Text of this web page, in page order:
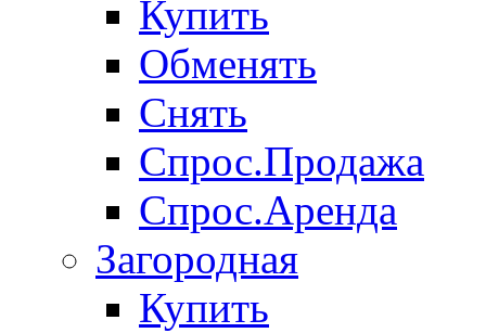
Купить
Обменять
Снять
Спрос.Продажа
Спрос.Аренда
Загородная
Купить